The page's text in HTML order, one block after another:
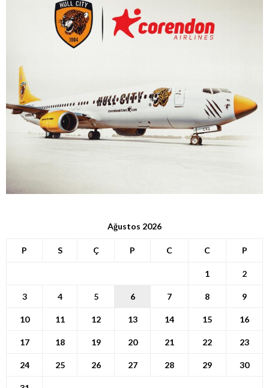
Ağustos 2026
P S Ç P C C P
1 2
3 4 5 6 7 8 9
10 11 12 13 14 15 16
17 18 19 20 21 22 23
24 25 26 27 28 29 30